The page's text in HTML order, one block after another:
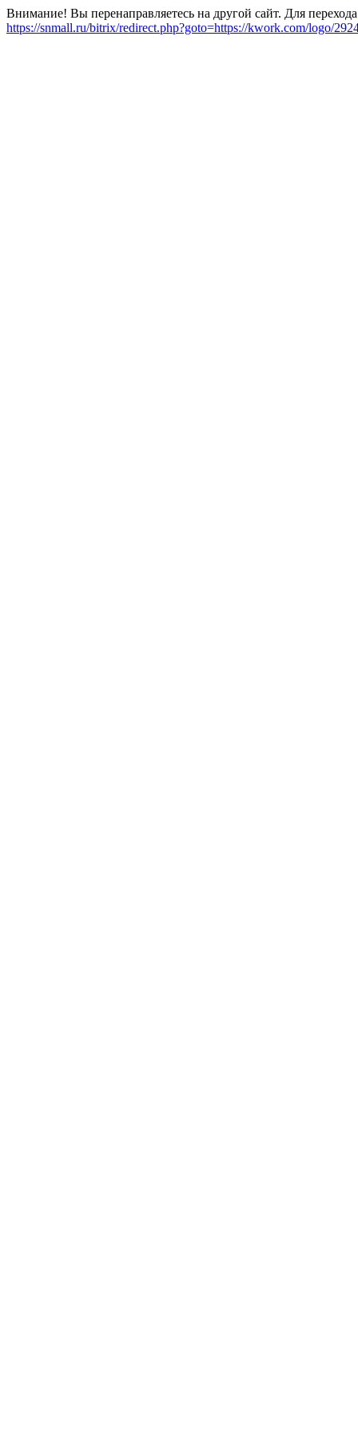
Внимание! Вы перенаправляетесь на другой сайт. Для
https://snmall.ru/bitrix/redirect.php?goto=https://kwork.com/logo/